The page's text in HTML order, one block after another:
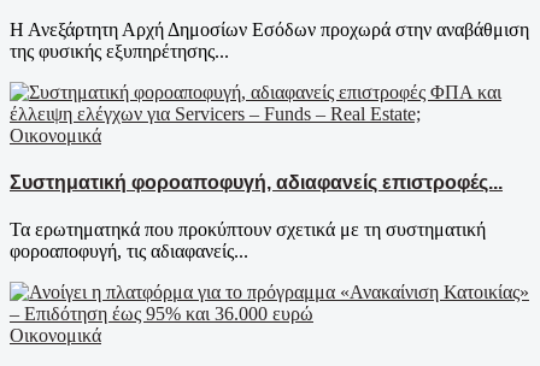
Η Ανεξάρτητη Αρχή Δημοσίων Εσόδων προχωρά στην αναβάθμιση
της φυσικής εξυπηρέτησης...
Οικονομικά
Συστηματική φοροαποφυγή, αδιαφανείς επιστροφές...
Τα ερωτηματηκά που προκύπτουν σχετικά με τη συστηματική
φοροαποφυγή, τις αδιαφανείς...
Οικονομικά